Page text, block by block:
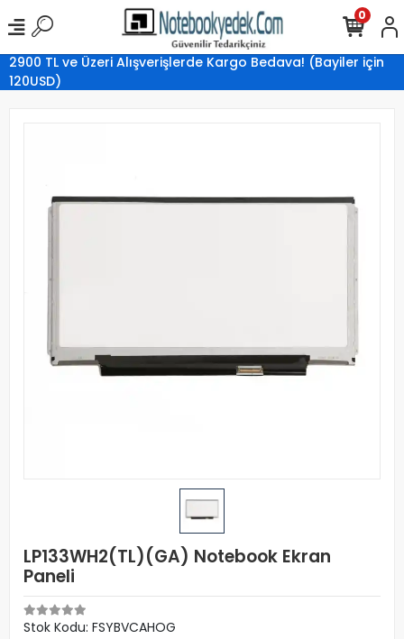
2900 TL ve Üzeri Alışverişlerde Kargo Bedava! (Bayiler için
120USD)
0
LP133WH2(TL)(GA) Notebook Ekran
Paneli
Stok Kodu: FSYBVCAHOG